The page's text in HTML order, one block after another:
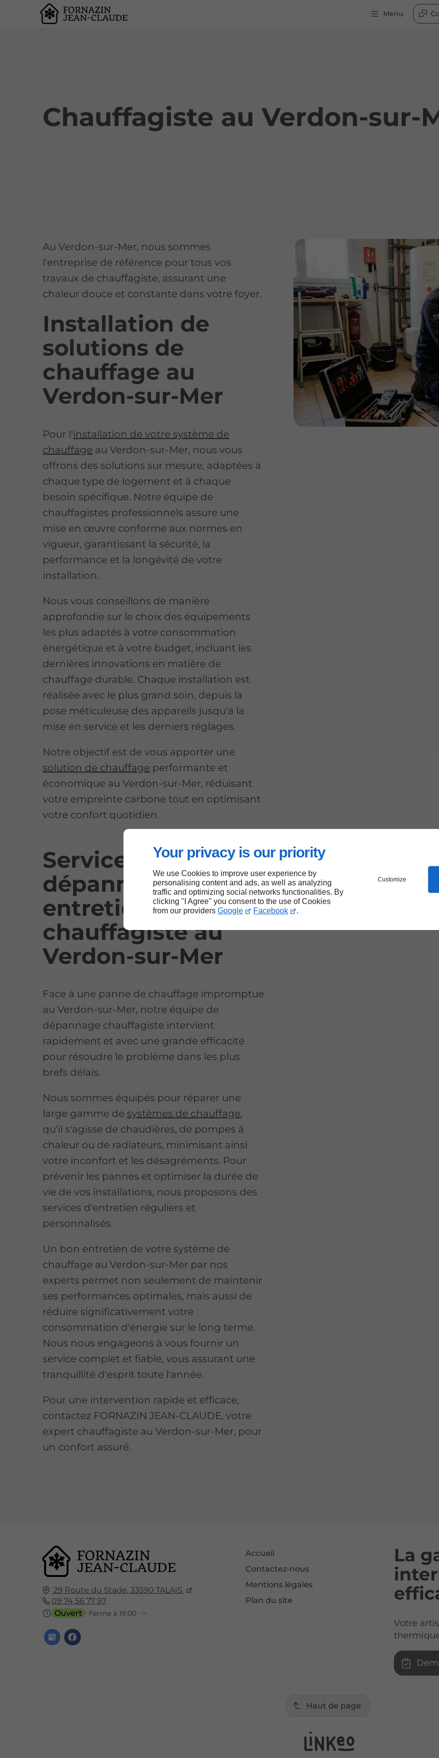
Your privacy is our priority
We use Cookies to improve user experience by
personalising content and ads, as well as analyzing
traffic and optimizing social networks functionalities. By
clicking "I Agree" you consent to the use of Cookies
from our providers Google Facebook .
Customize
Menu
Chauffagiste au Verdon-sur-
Au Verdon-sur-Mer, nous sommes
l'entreprise de référence pour tous vos
travaux de chauffagiste, assurant une
chaleur douce et constante dans votre foyer.
Installation de
solutions de
chauffage au
Verdon-sur-Mer
Pour l'installation de votre système de
chauffage au Verdon-sur-Mer, nous vous
offrons des solutions sur mesure, adaptées à
chaque type de logement et à chaque
besoin spécifique. Notre équipe de
chauffagistes professionnels assure une
mise en œuvre conforme aux normes en
vigueur, garantissant la sécurité, la
performance et la longévité de votre
installation.
Nous vous conseillons de manière
approfondie sur le choix des équipements
les plus adaptés à votre consommation
énergétique et à votre budget, incluant les
dernières innovations en matière de
chauffage durable. Chaque installation est
réalisée avec le plus grand soin, depuis la
pose méticuleuse des appareils jusqu'à la
mise en service et les derniers réglages.
Notre objectif est de vous apporter une
solution de chauffage performante et
économique au Verdon-sur-Mer, réduisant
votre empreinte carbone tout en optimisant
votre confort quotidien.
Services de
dépannage et
entretien
chauffagiste au
Verdon-sur-Mer
Face à une panne de chauffage impromptue
au Verdon-sur-Mer, notre équipe de
dépannage chauffagiste intervient
rapidement et avec une grande efficacité
pour résoudre le problème dans les plus
brefs délais.
Nous sommes équipés pour réparer une
large gamme de systèmes de chauffage,
qu'il s'agisse de chaudières, de pompes à
chaleur ou de radiateurs, minimisant ainsi
votre inconfort et les désagréments. Pour
prévenir les pannes et optimiser la durée de
vie de vos installations, nous proposons des
services d'entretien réguliers et
personnalisés.
Un bon entretien de votre système de
chauffage au Verdon-sur-Mer par nos
experts permet non seulement de maintenir
ses performances optimales, mais aussi de
réduire significativement votre
consommation d'énergie sur le long terme.
Nous nous engageons à vous fournir un
service complet et fiable, vous assurant une
tranquillité d'esprit toute l'année.
Pour une intervention rapide et efficace,
contactez FORNAZIN JEAN-CLAUDE, votre
expert chauffagiste au Verdon-sur-Mer, pour
un confort assuré.
29 Route du Stade, 33590 TALAIS
09 74 56 77 97
Ouvert ⋅ Ferme à 19:00
Accueil
Contactez-nous
Mentions légales
Plan du site
La
Votre
Haut de page